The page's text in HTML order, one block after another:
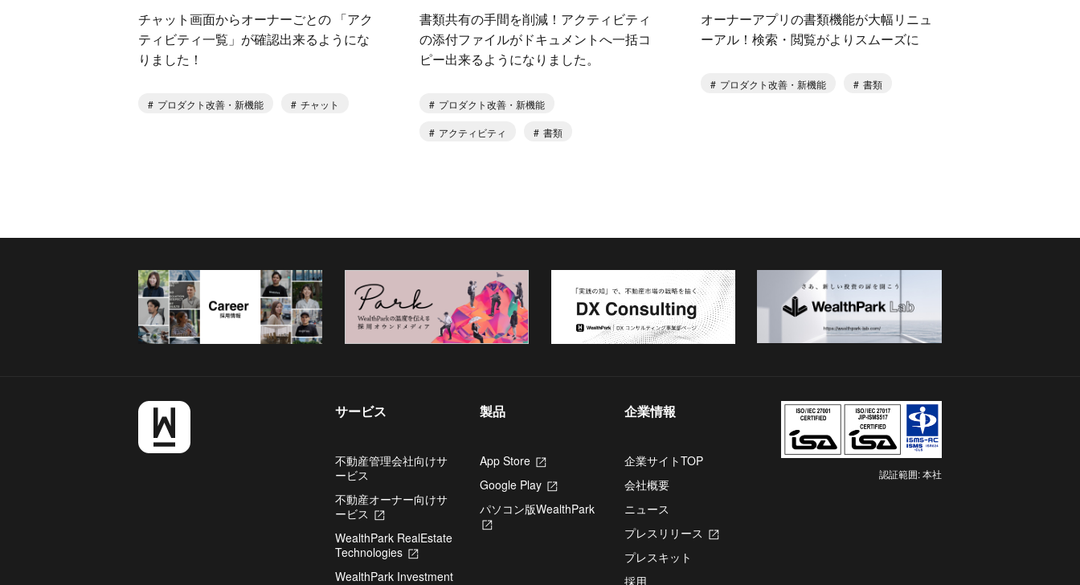
チャット画面からオーナーごとの 「アク
ティビティ一覧」が確認出来るようにな
りました！
プロダクト改善・新機能 チャット
書類共有の手間を削減！アクティビティ
の添付ファイルがドキュメントへ一括コ
ピー出来るようになりました。
プロダクト改善・新機能
アクティビティ 書類
オーナーアプリの書類機能が大幅リニュ
ーアル！検索・閲覧がよりスムーズに
プロダクト改善・新機能 書類
サービス
不動産管理会社向けサ
ービス
不動産オーナー向けサ
ービス
い
タ
ブ
WealthPark RealEstate
Technologies
い
WealthPark Investment
製品
App Store
い
タ
ブ
Google Play
い
パソコン版WealthPark
企業情報
企業サイトTOP
会社概要
ニュース
プレスリリース
プレスキット
採用
認証範囲: 本社